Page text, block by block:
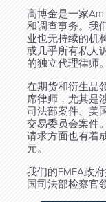
高博金是一家
和调查事务。我
业也无持续的机
或几乎所有私人
的独立代理律师。
在期货和衍生品
席律师，尤其是
司法部案件、美
交易委员会案件
请求方面也有着
元。
我们的EMEA政
国司法部检察官